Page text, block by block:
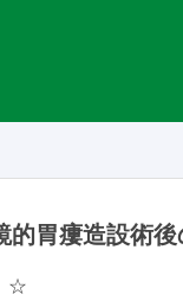
的胃瘻造設術
☆